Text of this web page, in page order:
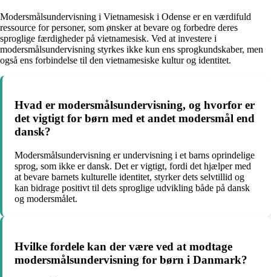
Modersmålsundervisning i Vietnamesisk i Odense er en værdifuld
ressource for personer, som ønsker at bevare og forbedre deres
sproglige færdigheder på vietnamesisk. Ved at investere i
modersmålsundervisning styrkes ikke kun ens sprogkundskaber, men
også ens forbindelse til den vietnamesiske kultur og identitet.
Hvad er modersmålsundervisning, og hvorfor er
det vigtigt for børn med et andet modersmål end
dansk?
Modersmålsundervisning er undervisning i et barns oprindelige
sprog, som ikke er dansk. Det er vigtigt, fordi det hjælper med
at bevare barnets kulturelle identitet, styrker dets selvtillid og
kan bidrage positivt til dets sproglige udvikling både på dansk
og modersmålet.
Hvilke fordele kan der være ved at modtage
modersmålsundervisning for børn i Danmark?